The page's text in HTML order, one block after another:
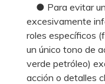
● Para evitar
excesivamente
roles específicos
un único tono de
verde petróleo)
acción o detalles